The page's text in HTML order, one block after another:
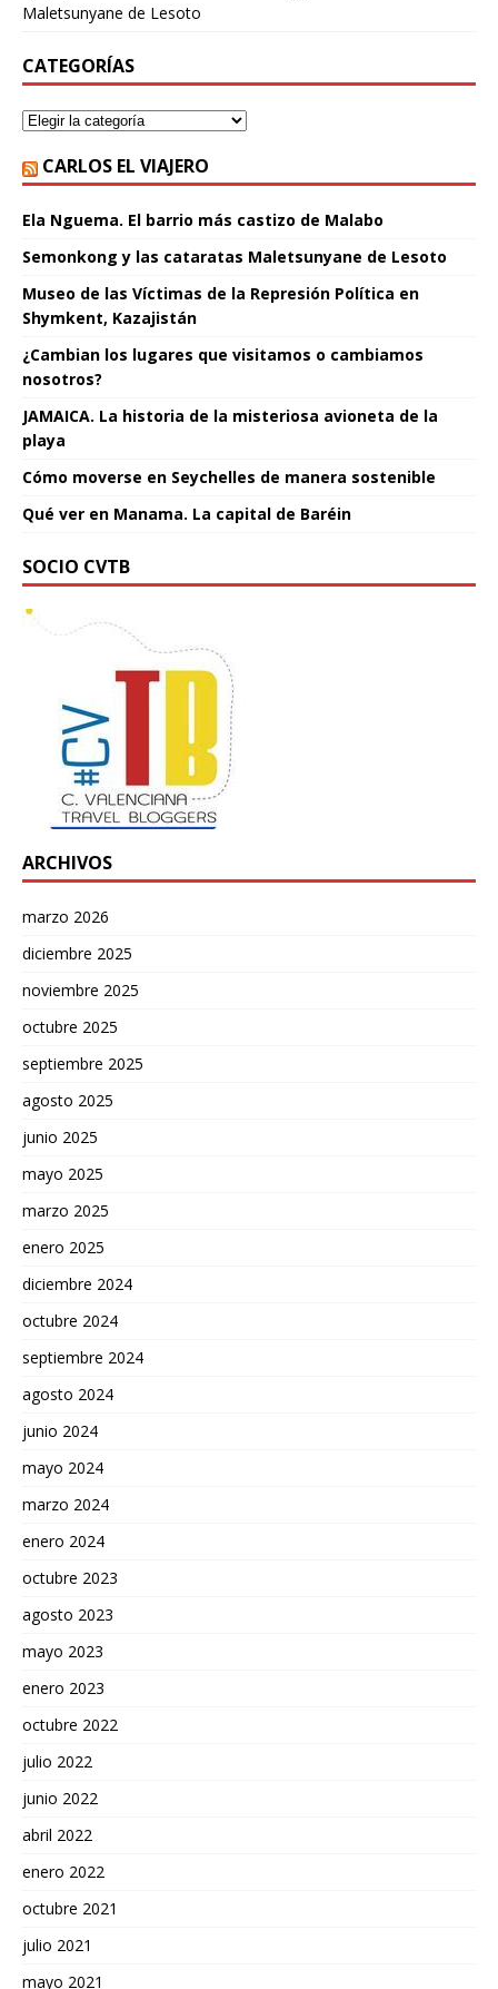
Maletsunyane de Lesoto
CATEGORÍAS
CARLOS EL VIAJERO
Ela Nguema. El barrio más castizo de Malabo
Semonkong y las cataratas Maletsunyane de Lesoto
Museo de las Víctimas de la Represión Política en
Shymkent, Kazajistán
¿Cambian los lugares que visitamos o cambiamos
nosotros?
JAMAICA. La historia de la misteriosa avioneta de la
playa
Cómo moverse en Seychelles de manera sostenible
Qué ver en Manama. La capital de Baréin
SOCIO CVTB
ARCHIVOS
marzo 2026
diciembre 2025
noviembre 2025
octubre 2025
septiembre 2025
agosto 2025
junio 2025
mayo 2025
marzo 2025
enero 2025
diciembre 2024
octubre 2024
septiembre 2024
agosto 2024
junio 2024
mayo 2024
marzo 2024
enero 2024
octubre 2023
agosto 2023
mayo 2023
enero 2023
octubre 2022
julio 2022
junio 2022
abril 2022
enero 2022
octubre 2021
julio 2021
mayo 2021